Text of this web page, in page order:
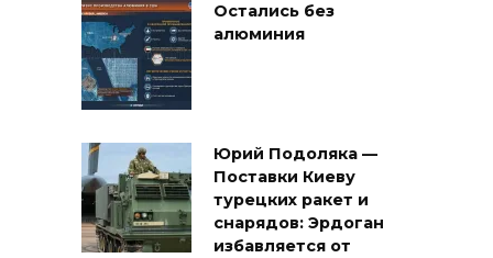
Остались без
алюминия
Юрий Подоляка —
Поставки Киеву
турецких ракет и
снарядов: Эрдоган
избавляется от